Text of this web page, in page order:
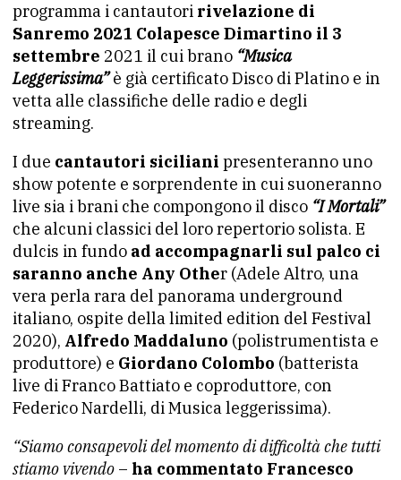
programma i cantautori rivelazione di
Sanremo 2021 Colapesce Dimartino il 3
settembre 2021 il cui brano “Musica
Leggerissima” è già certificato Disco di Platino e in
vetta alle classifiche delle radio e degli
streaming.
I due cantautori siciliani presenteranno uno
show potente e sorprendente in cui suoneranno
live sia i brani che compongono il disco “I Mortali”
che alcuni classici del loro repertorio solista. E
dulcis in fundo ad accompagnarli sul palco ci
saranno anche Any Other (Adele Altro, una
vera perla rara del panorama underground
italiano, ospite della limited edition del Festival
2020), Alfredo Maddaluno (polistrumentista e
produttore) e Giordano Colombo (batterista
live di Franco Battiato e coproduttore, con
Federico Nardelli, di Musica leggerissima).
“Siamo consapevoli del momento di difficoltà che tutti
stiamo vivendo – ha commentato Francesco